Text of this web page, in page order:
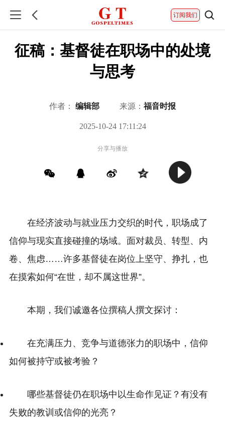
订阅我们
征稿：基督徒在职场中的处境
与思考
作者： 编辑部 来源： 福音时报
2025-10-24 17:11:24
分享与播放
在经济波动与就业压力交织的时代，职场成了
信仰与现实直接碰撞的场域。面对裁员、转型、内
卷、焦虑……许多基督徒在岗位上坚守、挣扎，也
在摸索如何“在世，却不属这世界”。
本期，我们诚邀各位撰稿人撰文探讨：
在充满压力、竞争与道德张力的职场中，信仰
如何被持守或被考验？
哪些基督徒仍在职场中以生命作见证？有没有
失败的教训或信仰的光亮？